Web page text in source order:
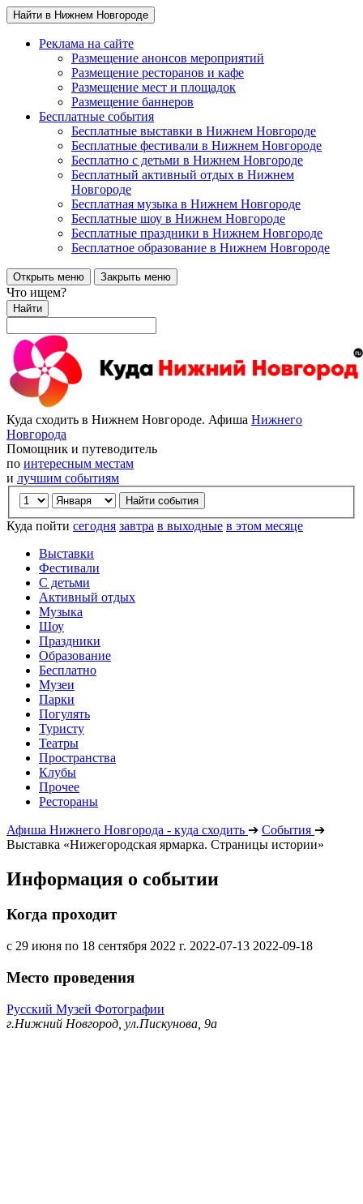
Найти в Нижнем Новгороде
Реклама на сайте
Размещение анонсов мероприятий
Размещение ресторанов и кафе
Размещение мест и площадок
Размещение баннеров
Бесплатные события
Бесплатные выставки в Нижнем Новгороде
Бесплатные фестивали в Нижнем Новгороде
Бесплатно с детьми в Нижнем Новгороде
Бесплатный активный отдых в Нижнем
Новгороде
Бесплатная музыка в Нижнем Новгороде
Бесплатные шоу в Нижнем Новгороде
Бесплатные праздники в Нижнем Новгороде
Бесплатное образование в Нижнем Новгороде
Открыть меню Закрыть меню
Что ищем?
Найти
Куда сходить в Нижнем Новгороде. Афиша Нижнего
Новгорода
Помощник и путеводитель
по интересным местам
и лучшим событиям
Куда пойти сегодня завтра в выходные в этом месяце
Выставки
Фестивали
С детьми
Активный отдых
Музыка
Шоу
Праздники
Образование
Бесплатно
Музеи
Парки
Погулять
Туристу
Театры
Пространства
Клубы
Прочее
Рестораны
Афиша Нижнего Новгорода - куда сходить ➔ События ➔
Выставка «Нижегородская ярмарка. Страницы истории»
Информация о событии
Когда проходит
с 29 июня по 18 сентября 2022 г. 2022-07-13 2022-09-18
Место проведения
Русский Музей Фотографии
г.Нижний Новгород, ул.Пискунова, 9а